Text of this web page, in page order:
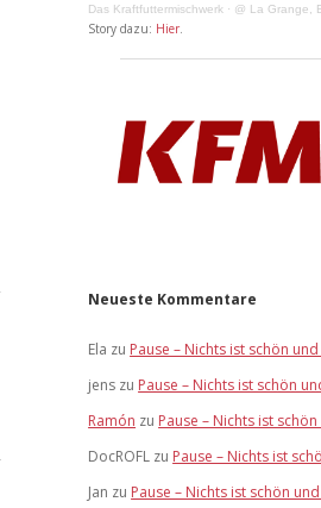
Das Kraftfuttermischwerk · @ La Grange,
Story dazu: Hier.
Neueste Kommentare
Ela zu Pause – Nichts ist schön
jens zu Pause – Nichts ist schön
Ramón zu Pause – Nichts ist
DocROFL zu Pause – Nichts ist
Jan zu Pause – Nichts ist schön